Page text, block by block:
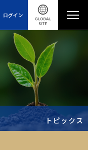
ログイン
トピックス